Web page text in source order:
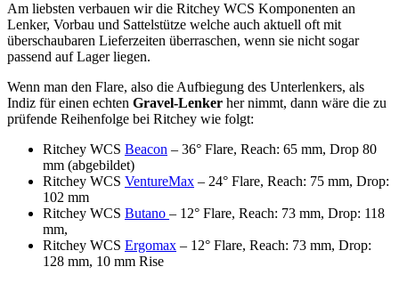
Am liebsten verbauen wir die Ritchey WCS Komponenten an
Lenker, Vorbau und Sattelstütze welche auch aktuell oft mit
überschaubaren Lieferzeiten überraschen, wenn sie nicht sogar
passend auf Lager liegen.
Wenn man den Flare, also die Aufbiegung des Unterlenkers, als
Indiz für einen echten Gravel-Lenker her nimmt, dann wäre die zu
prüfende Reihenfolge bei Ritchey wie folgt:
Ritchey WCS Beacon – 36° Flare, Reach: 65 mm, Drop 80
mm (abgebildet)
Ritchey WCS VentureMax – 24° Flare, Reach: 75 mm, Drop:
102 mm
Ritchey WCS Butano – 12° Flare, Reach: 73 mm, Drop: 118
mm,
Ritchey WCS Ergomax – 12° Flare, Reach: 73 mm, Drop:
128 mm, 10 mm Rise